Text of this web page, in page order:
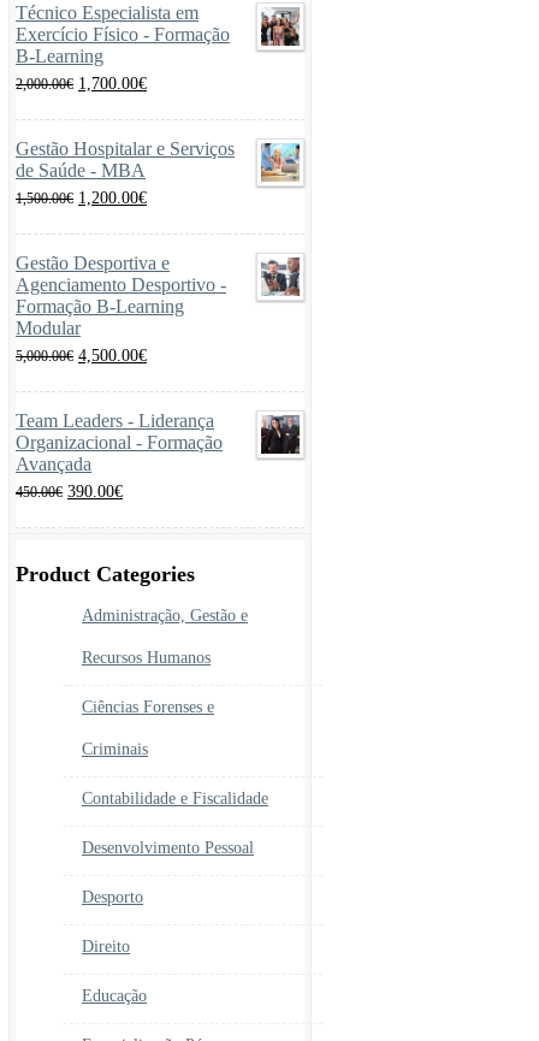
Técnico Especialista em
Exercício Físico - Formação
B-Learning
2,000.00€ O
preço
original
era:
2,000.00€.
1,700.00€O
preço
atual
é:
1,700.00€.
Gestão Hospitalar e Serviços
de Saúde - MBA
1,500.00€ O
preço
original
era:
1,500.00€.
1,200.00€O
preço
atual
é:
1,200.00€.
Gestão Desportiva e
Agenciamento Desportivo -
Formação B-Learning
Modular
5,000.00€ O
preço
original
era:
5,000.00€.
4,500.00€O
preço
atual
é:
4,500.00€.
Team Leaders - Liderança
Organizacional - Formação
Avançada
450.00€ O
preço
original
450.00€.
390.00€O
preço
atual
390.00€.
Product Categories
Administração, Gestão e
Recursos Humanos
Ciências Forenses e
Criminais
Contabilidade e Fiscalidade
Desenvolvimento Pessoal
Desporto
Direito
Educação